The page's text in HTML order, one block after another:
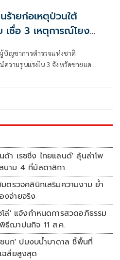
ายก่อเหตุป่วนใต้
เชื่อ 3 เหตุการณ์โยง
บัญชาการตำรวจแห่งชาติ
วามรุนแรงใน 3 จังหวัดชายแดน
า เรซซิ่ง ไทยแลนด์' ลุ้นล่าโพ
นาม 4 ที่มัลดาลิกา
มตรวจคลินิกเสริมความงาม ย้ำ
งจ่ายจริง
ล่' แจ้งกำหนดการสวดอภิธรรม
ธีฌาปนกิจ 11 ส.ค.
นก' ปมงบน้ำบาดาล ชี้พื้นที่
ฉลี่ยสูงสุด